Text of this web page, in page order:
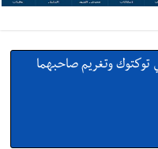
وتغريم صاحبهما